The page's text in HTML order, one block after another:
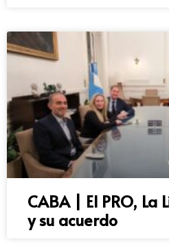
CABA | El PRO, La
y su acuerdo